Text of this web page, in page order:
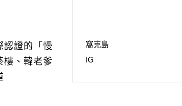
認證的「慢
樓、韓老爹
窩克島
IG